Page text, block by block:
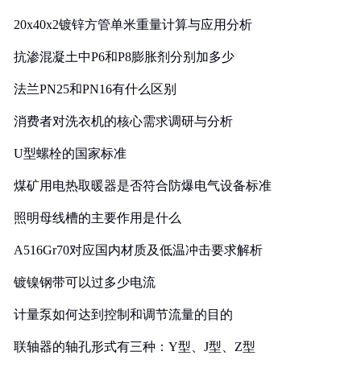
20x40x2镀锌方管单米重量计算与应用分析
抗渗混凝土中P6和P8膨胀剂分别加多少
法兰PN25和PN16有什么区别
消费者对洗衣机的核心需求调研与分析
U型螺栓的国家标准
煤矿用电热取暖器是否符合防爆电气设备标准
照明母线槽的主要作用是什么
A516Gr70对应国内材质及低温冲击要求解析
镀镍钢带可以过多少电流
计量泵如何达到控制和调节流量的目的
联轴器的轴孔形式有三种：Y型、J型、Z型